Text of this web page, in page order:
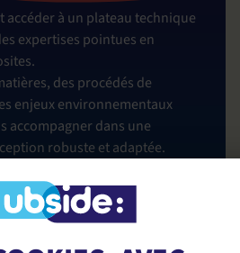
accéder à un plateau technique
expertises pointues en
des procédés de
enjeux environnementaux
accompagner dans une
robuste et adaptée.
des données précises,
issues de bases